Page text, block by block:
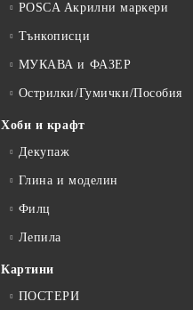
POSCA Акрилни маркери
Тънкописци
МУКАВА и ФАЗЕР
Острилки/Гумички/Пособия
Хоби и крафт
Декупаж
Глина и моделин
Филц
Лепила
Картини
ПОСТЕРИ